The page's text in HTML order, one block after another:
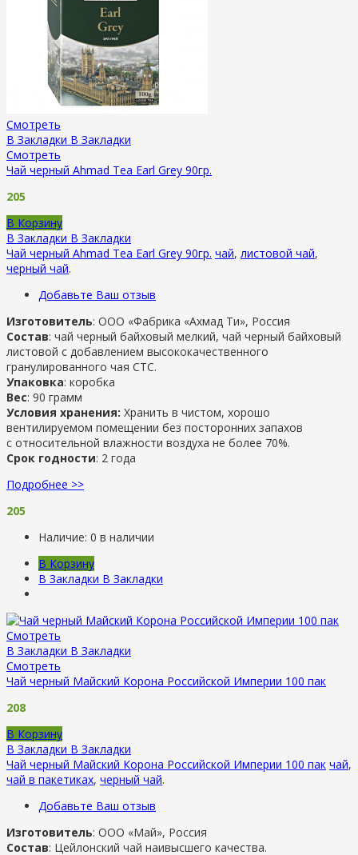
Смотреть
В Закладки В Закладки
Смотреть
Чай черный Ahmad Tea Earl Grey 90гр.
205
В Корзину
В Закладки В Закладки
Чай черный Ahmad Tea Earl Grey 90гр. чай, листовой чай,
черный чай.
Добавьте Ваш отзыв
Изготовитель: ООО «Фабрика «Ахмад Ти», Россия
Состав: чай черный байховый мелкий, чай черный байховый
листовой с добавлением высококачественного
гранулированного чая СТС.
Упаковка: коробка
Вес: 90 грамм
Условия хранения: Хранить в чистом, хорошо
вентилируемом помещении без посторонних запахов
с относительной влажности воздуха не более 70%.
Срок годности: 2 года
Подробнее >>
205
Наличие: 0 в наличии
В Корзину
В Закладки В Закладки
Смотреть
В Закладки В Закладки
Смотреть
Чай черный Майский Корона Российской Империи 100 пак
208
В Корзину
В Закладки В Закладки
Чай черный Майский Корона Российской Империи 100 пак чай,
чай в пакетиках, черный чай.
Добавьте Ваш отзыв
Изготовитель: ООО «Май», Россия
Состав: Цейлонский чай наивысшего качества.